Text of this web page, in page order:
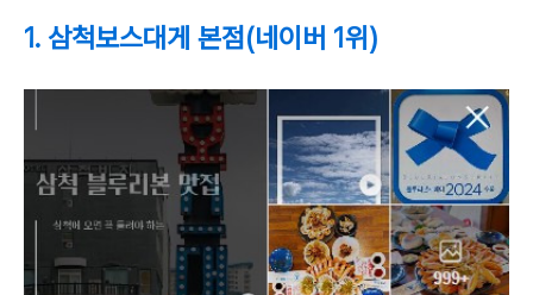
1. 삼척보스대게 본점(네이버 1위)